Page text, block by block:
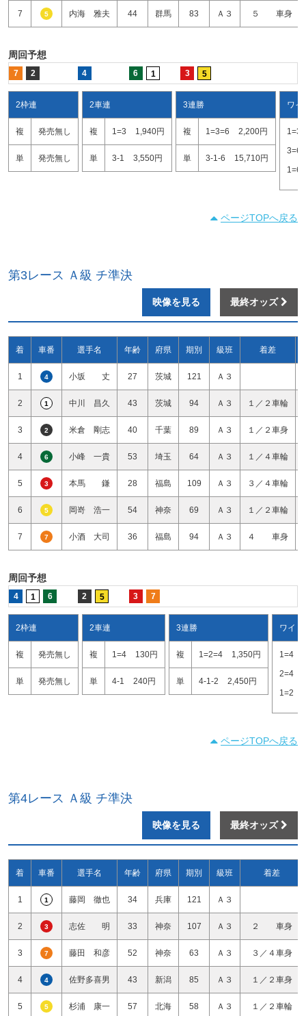
7 5 内海 雅夫 44 群馬 83 Ａ３ ５ 車身
周回予想
7 2 4 6 1 3 5
2枠連
複 発売無し
単 発売無し
2車連
複 1=3 1,940円
単 3-1 3,550円
3連勝
複 1=3=6 2,200円
単 3-1-6 15,710円
ワイ
1=3
3=6
1=6
ページTOPへ戻る
第3レース Ａ級 チ準決
映像を見る 最終オッズ
着 車番 選手名 年齢 府県 期別 級班 着差
1 4 小坂 丈 27 茨城 121 Ａ３
2 1 中川 昌久 43 茨城 94 Ａ３ １／２車輪
3 2 米倉 剛志 40 千葉 89 Ａ３ １／２車身
4 6 小峰 一貴 53 埼玉 64 Ａ３ １／４車輪
5 3 本馬 鎌 28 福島 109 Ａ３ ３／４車輪
6 5 岡嵜 浩一 54 神奈 69 Ａ３ １／２車輪
7 7 小酒 大司 36 福島 94 Ａ３ ４ 車身
周回予想
4 1 6 2 5 3 7
2枠連
複 発売無し
単 発売無し
2車連
複 1=4 130円
単 4-1 240円
3連勝
複 1=2=4 1,350円
単 4-1-2 2,450円
ワイド
1=4
2=4
1=2
ページTOPへ戻る
第4レース Ａ級 チ準決
映像を見る 最終オッズ
着 車番 選手名 年齢 府県 期別 級班 着差
1 1 藤岡 徹也 34 兵庫 121 Ａ３
2 3 志佐 明 33 神奈 107 Ａ３ ２ 車身
3 7 藤田 和彦 52 神奈 63 Ａ３ ３／４車身
4 4 佐野多喜男 43 新潟 85 Ａ３ １／２車身
5 5 杉浦 康一 57 北海 58 Ａ３ １／２車輪